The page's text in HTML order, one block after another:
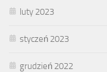
luty 2023
styczeń 2023
grudzień 2022